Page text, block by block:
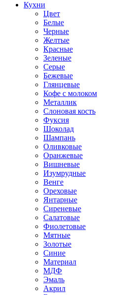
Кухни
Цвет
Белые
Черные
Желтые
Красные
Зеленые
Серые
Бежевые
Глянцевые
Кофе с молоком
Металлик
Слоновая кость
Фуксия
Шоколад
Шампань
Оливковые
Оранжевые
Вишневые
Изумрудные
Венге
Ореховые
Янтарные
Сиреневые
Салатовые
Фиолетовые
Мятные
Золотые
Синие
Материал
МДФ
Эмаль
Акрил